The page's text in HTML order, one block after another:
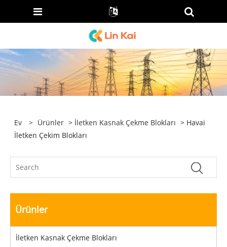
Ev > Ürünler > İletken Kasnak Çekme Blokları > Havai
İletken Çekim Blokları
Ürünler
İletken Kasnak Çekme Blokları